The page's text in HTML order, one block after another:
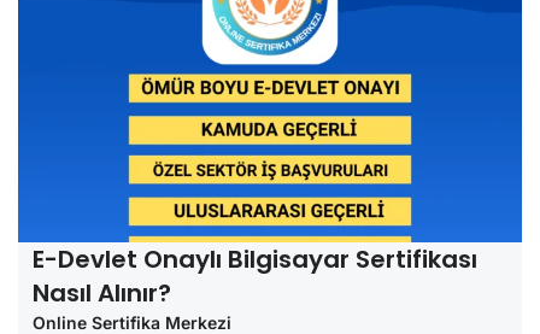
E-Devlet Onaylı Bilgisayar Sertifikası
Nasıl Alınır?
Online Sertifika Merkezi